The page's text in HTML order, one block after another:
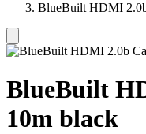
BlueBuilt HDMI
BlueBuilt
10m black